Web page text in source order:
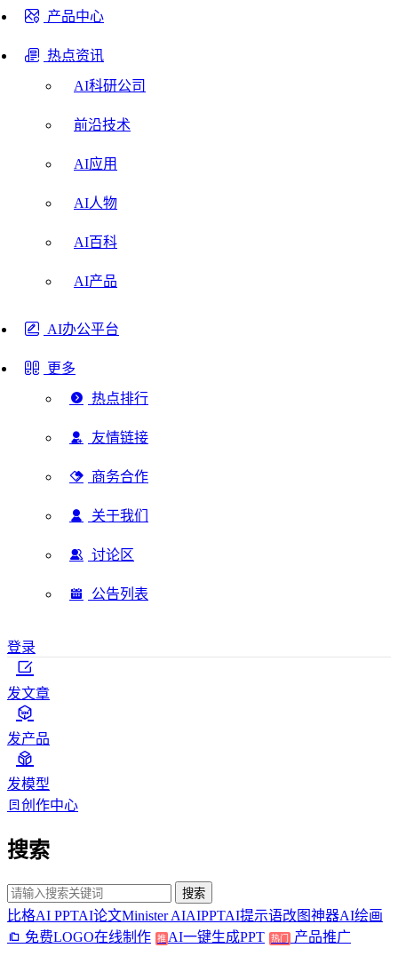
产品中心
热点资讯
AI科研公司
前沿技术
AI应用
AI人物
AI百科
AI产品
AI办公平台
更多
热点排行
友情链接
商务合作
关于我们
讨论区
公告列表
登录
发文章
发产品
发模型
创作中心
搜索
搜索
比格AI PPTAI论文Minister AIAIPPTAI提示语改图神器AI绘画
免费LOGO在线制作
推 AI一键生成PPT 热门 产品推广